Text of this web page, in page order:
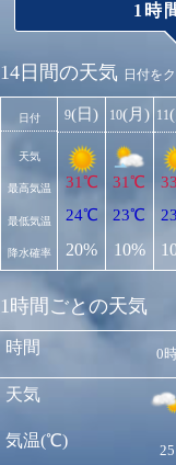
1時
14日間の天気 日付を
日付
天気
最高気温
最低気温
降水確率
9(日)
31℃
24℃
20%
10(月)
31℃
23℃
10%
11
1時間ごとの天気
時間
天気
気温(℃)
0
25